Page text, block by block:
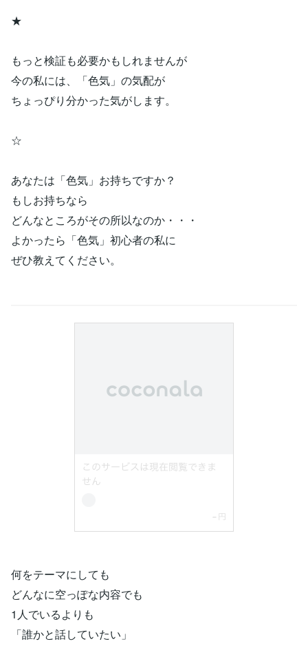
★
もっと検証も必要かもしれませんが
今の私には、「色気」の気配が
ちょっぴり分かった気がします。
☆
あなたは「色気」お持ちですか？
もしお持ちなら
どんなところがその所以なのか・・・
よかったら「色気」初心者の私に
ぜひ教えてください。
何をテーマにしても
どんなに空っぽな内容でも
1人でいるよりも
「誰かと話していたい」